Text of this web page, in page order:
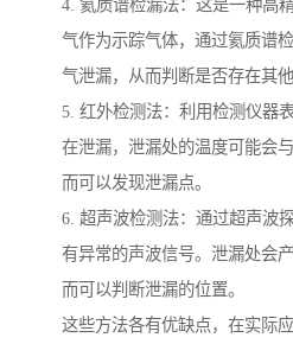
4. 氦质谱检漏法：这是一种高
气作为示踪气体，通过氦质谱
气泄漏，从而判断是否存在其他
5. 红外检测法：利用检测仪器
在泄漏，泄漏处的温度可能会
而可以发现泄漏点。
6. 超声波检测法：通过超声波
有异常的声波信号。泄漏处会
而可以判断泄漏的位置。
这些方法各有优缺点，在实际